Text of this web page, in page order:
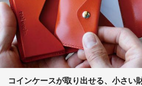
コインケースが取り出せる、小さい